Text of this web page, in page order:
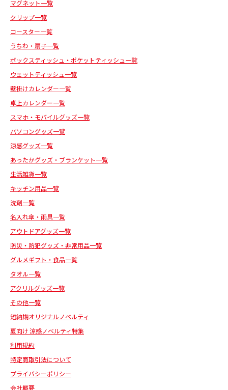
マグネット一覧
クリップ一覧
コースター一覧
うちわ・扇子一覧
ボックスティッシュ・ポケットティッシュ一覧
ウェットティッシュ一覧
壁掛けカレンダー一覧
卓上カレンダー一覧
スマホ・モバイルグッズ一覧
パソコングッズ一覧
涼感グッズ一覧
あったかグッズ・ブランケット一覧
生活雑貨一覧
キッチン用品一覧
洗剤一覧
名入れ傘・雨具一覧
アウトドアグッズ一覧
防災・防犯グッズ・非常用品一覧
グルメギフト・食品一覧
タオル一覧
アクリルグッズ一覧
その他一覧
短納期オリジナルノベルティ
夏向け 涼感ノベルティ特集
利用規約
特定商取引法について
プライバシーポリシー
会社概要